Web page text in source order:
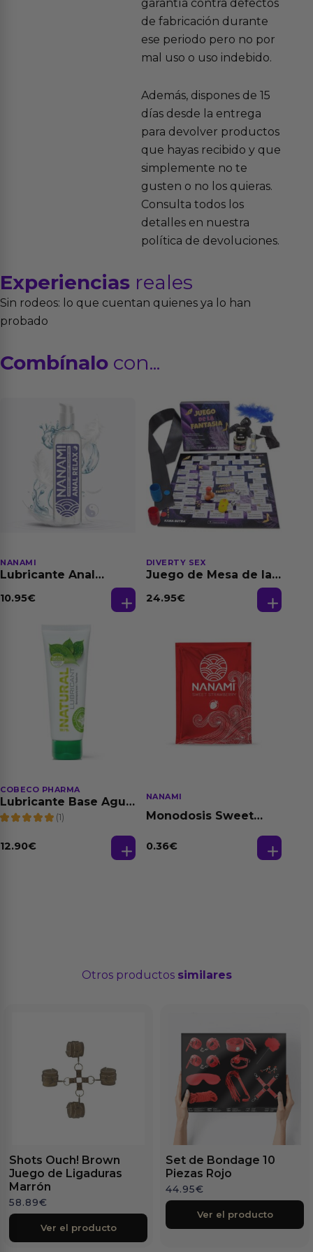
garantía contra defectos
de fabricación durante
ese periodo pero no por
mal uso o uso indebido.
Además, dispones de 15
días desde la entrega
para devolver productos
que hayas recibido y que
simplemente no te
gusten o no los quieras.
Consulta todos los
detalles en nuestra
política de devoluciones.
Experiencias reales
Sin rodeos: lo que cuentan quienes ya lo han
probado
Combínalo con...
NANAMI
Lubricante Anal
Dilatación Base Agua
10.95€
DIVERTY SEX
Juego de Mesa de las
24.95€
COBECO PHARMA
Lubricante Base Agua
100% Natural 125 ml
(1)
12.90€
NANAMI
Monodosis Sweet
0.36€
Otros productos similares
Shots Ouch! Brown
Juego de Ligaduras
Marrón
58.89€
Ver el producto
Set de Bondage 10
Piezas Rojo
44.95€
Ver el producto